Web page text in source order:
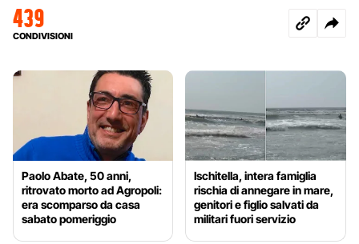
439
CONDIVISIONI
Paolo Abate, 50 anni,
ritrovato morto ad Agropoli:
era scomparso da casa
sabato pomeriggio
Ischitella, intera famiglia
rischia di annegare in mare,
genitori e figlio salvati da
militari fuori servizio